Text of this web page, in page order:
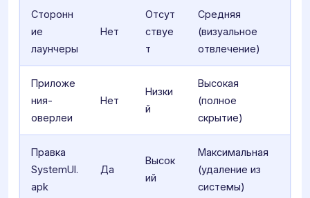
Сторонн
ие
лаунчеры
Нет
Отсут
ствуе
т
Средняя
(визуальное
отвлечение)
Приложе
ния-
оверлеи
Нет
Низки
й
Высокая
(полное
скрытие)
Правка
SystemUI.
apk
Да
Высок
ий
Максимальная
(удаление из
системы)